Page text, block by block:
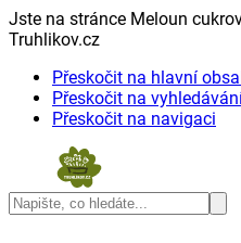
Jste na stránce Meloun
Truhlikov.cz
Přeskočit na hlavní
Přeskočit na
Přeskočit na navigaci